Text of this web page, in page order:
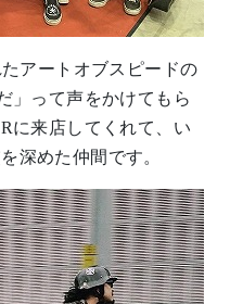
アートオブスピードの
」って声をかけてもら
に来店してくれて、い
深めた仲間です。